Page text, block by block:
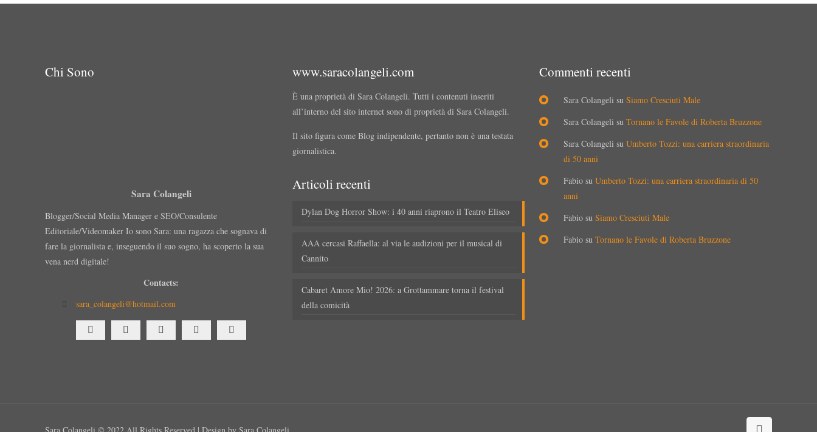
Chi Sono
Sara Colangeli
Blogger/Social Media Manager e SEO/Consulente
Editoriale/Videomaker Io sono Sara: una ragazza che sognava di
fare la giornalista e, inseguendo il suo sogno, ha scoperto la sua
vena nerd digitale!
Contacts:
sara_colangeli@hotmail.com
www.saracolangeli.com
È una proprietà di Sara Colangeli. Tutti i contenuti inseriti
all’interno del sito internet sono di proprietà di Sara Colangeli.
Il sito figura come Blog indipendente, pertanto non è una testata
giornalistica.
Articoli recenti
Dylan Dog Horror Show: i 40 anni riaprono il Teatro Eliseo
AAA cercasi Raffaella: al via le audizioni per il musical di
Cannito
Cabaret Amore Mio! 2026: a Grottammare torna il festival
della comicità
Commenti recenti
Sara Colangeli suSiamo Cresciuti Male
Sara Colangeli suTornano le Favole di Roberta Bruzzone
Sara Colangeli suUmberto Tozzi: una carriera straordinaria
di 50 anni
Fabio suUmberto Tozzi: una carriera straordinaria di 50
anni
Fabio suSiamo Cresciuti Male
Fabio suTornano le Favole di Roberta Bruzzone